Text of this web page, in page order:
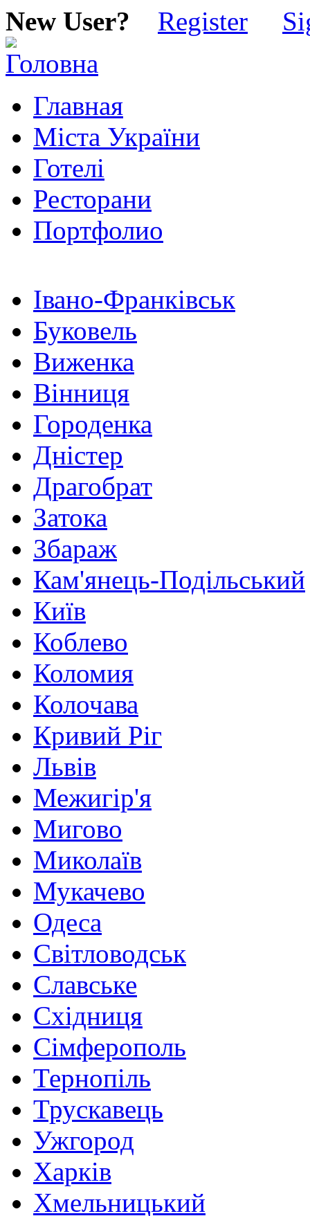
New User? Register
Главная
Міста України
Готелі
Ресторани
Портфолио
Івано-Франківськ
Буковель
Виженка
Вінниця
Городенка
Дністер
Драгобрат
Затока
Збараж
Кам'янець-Подільський
Київ
Коблево
Коломия
Колочава
Кривий Ріг
Львів
Межигір'я
Мигово
Миколаїв
Мукачево
Одеса
Світловодськ
Славське
Східниця
Сімферополь
Тернопіль
Трускавець
Ужгород
Харків
Хмельницький